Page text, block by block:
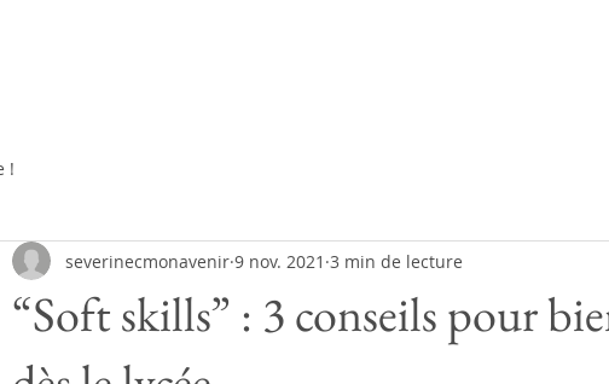
!
“Soft skills” : 3 conseils pour
severinecmonavenir 9 nov. 2021 3 min de lecture